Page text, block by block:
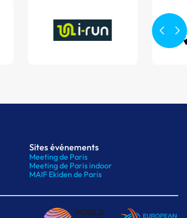
Sites événements
Meeting de Paris
Meeting de Paris indoor
MAIF Ekiden de Paris